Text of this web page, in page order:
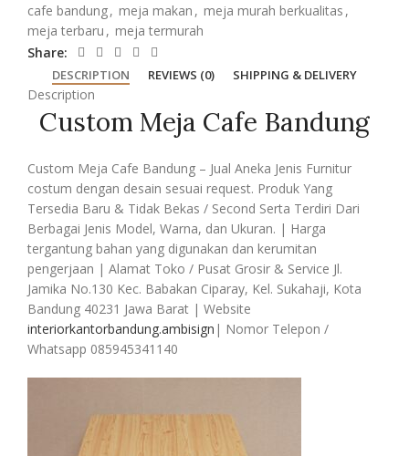
cafe bandung, meja makan , meja murah berkualitas ,
meja terbaru , meja termurah
Share:
DESCRIPTION REVIEWS (0) SHIPPING & DELIVERY
Description
Custom Meja Cafe Bandung
Custom Meja Cafe Bandung – Jual Aneka Jenis Furnitur
costum dengan desain sesuai request. Produk Yang
Tersedia Baru & Tidak Bekas / Second Serta Terdiri Dari
Berbagai Jenis Model, Warna, dan Ukuran. | Harga
tergantung bahan yang digunakan dan kerumitan
pengerjaan | Alamat Toko / Pusat Grosir & Service Jl.
Jamika No.130 Kec. Babakan Ciparay, Kel. Sukahaji, Kota
Bandung 40231 Jawa Barat | Website
interiorkantorbandung.ambisign | Nomor Telepon /
Whatsapp 085945341140